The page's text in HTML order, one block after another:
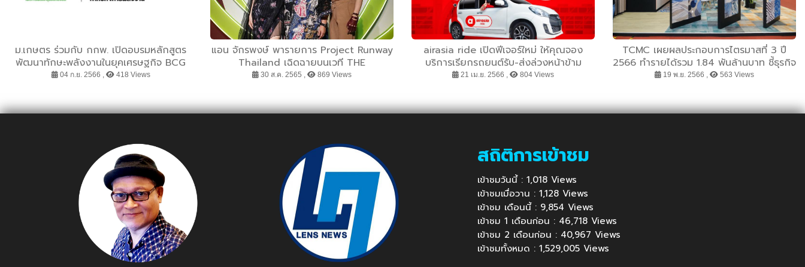
ม.เกษตร ร่วมกับ กกพ. เปิดอบรมหลักสูตร
พัฒนาทักษะพลังงานในยุคเศรษฐกิจ BCG
ฟรี
04 ก.ย. 2566 , 418 Views
แอน จักรพงษ์ พารายการ Project Runway
Thailand เฉิดฉายบนเวที THE
CONTENTASIA SUMMIT 2022
30 ส.ค. 2565 , 869 Views
airasia ride เปิดฟีเจอร์ใหม่ ให้คุณจอง
บริการเรียกรถยนต์รับ-ส่งล่วงหน้าข้าม
ประเทศ
21 เม.ย. 2566 , 804 Views
TCMC เผยผลประกอบการไตรมาสที่ 3 ปี
2566 ทำรายได้รวม 1.84 พันล้านบาท ชี้ธุรกิจ
กำลังปรับตัว พร้อมเดินหน้าบูรณาการแผน
19 พ.ย. 2566 , 563 Views
สถิติการเข้าชม
เข้าชมวันนี้ : 1,018 Views
เข้าชมเมื่อวาน : 1,128 Views
เข้าชม เดือนนี้ : 9,854 Views
เข้าชม 1 เดือนก่อน : 46,718 Views
เข้าชม 2 เดือนก่อน : 40,967 Views
เข้าชมทั้งหมด : 1,529,005 Views